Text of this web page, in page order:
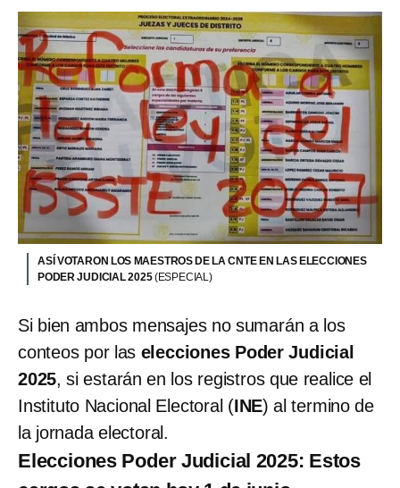
ASÍ VOTARON LOS MAESTROS DE LA CNTE EN LAS ELECCIONES
PODER JUDICIAL 2025(ESPECIAL)
Si bien ambos mensajes no sumarán a los
conteos por las elecciones Poder Judicial
2025, si estarán en los registros que realice el
Instituto Nacional Electoral (INE) al termino de
la jornada electoral.
Elecciones Poder Judicial 2025: Estos